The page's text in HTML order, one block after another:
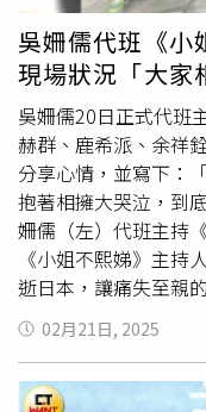
事，當時我帶哥哥的
氣氛別這麼哀傷，所
但內心絕對是風雨交
自曝，在大炳離世後
13年了，我現在暪個
走出來，更何況小S
更長」。最後，小炳
永遠是我的杉菜和珊
吳姍儒代班《
現場狀況「大家
吳姍儒20日正式代班
赫群、鹿希派、余祥
分享心情，並寫下：
抱著相擁大哭泣，到
姍儒（左）代班主持
《小姐不熙娣》主持
逝日本，讓痛失至親
假半年，主持空缺則
克也透露有傳訊關心
儒為她代班節目。與
餘仍心繫節目，兩人
02月21日, 2025